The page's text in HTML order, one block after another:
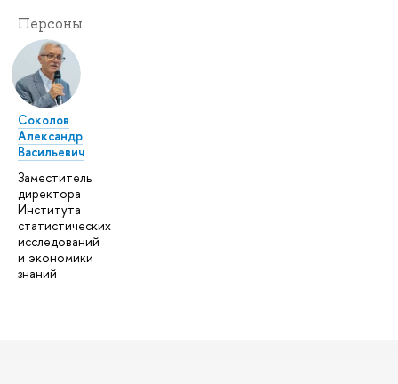
Персоны
Соколов
Александр
Васильевич
Заместитель
директора
Института
статистических
исследований
и экономики
знаний